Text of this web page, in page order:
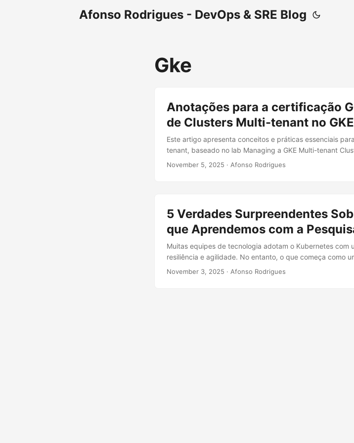
Afonso Rodrigues - DevOps & SRE Blog
Gke
Anotações para a certificação
de Clusters Multi-tenant no GKE
Este artigo apresenta conceitos e práticas essenciais
tenant, baseado no lab Managing a GKE Multi-tenant
RBAC, Resource Quotas e GKE Usage Metering,
November 5, 2025 · Afonso Rodrigues
5 Verdades Surpreendentes
que Aprendemos com a
Muitas equipes de tecnologia adotam o Kubernetes com
resiliência e agilidade. No entanto, o que começa como
transforma em uma fonte de surpresa desagradável
November 3, 2025 · Afonso Rodrigues